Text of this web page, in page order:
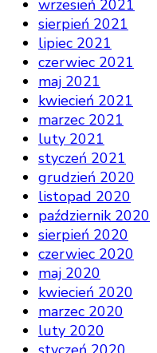
wrzesień 2021
sierpień 2021
lipiec 2021
czerwiec 2021
maj 2021
kwiecień 2021
marzec 2021
luty 2021
styczeń 2021
grudzień 2020
listopad 2020
październik 2020
sierpień 2020
czerwiec 2020
maj 2020
kwiecień 2020
marzec 2020
luty 2020